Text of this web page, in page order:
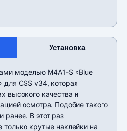
Установка
моделью M4A1-S «Blue
для CSS v34, которая
высокого качества и
осмотра. Подобие такого
ранее. В этот раз
только крутые наклейки на